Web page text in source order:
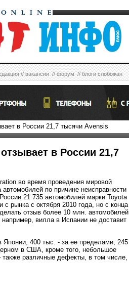
//вакансии//форум//блоги слобожан
в России 21,7 тысячи Avensis
в России 21,7
во время проведения мировой
по причине неисправности
21 735 автомобилей марки Toyota
рынка с октября 2010 года, но с конца
отзыв более 10 млн. автомобилей
вилла в Испании не доставит
Японии, 400 тыс. - за ее пределами, 245
в США, кроме того, небольшое
различные дефекты, в том числе,